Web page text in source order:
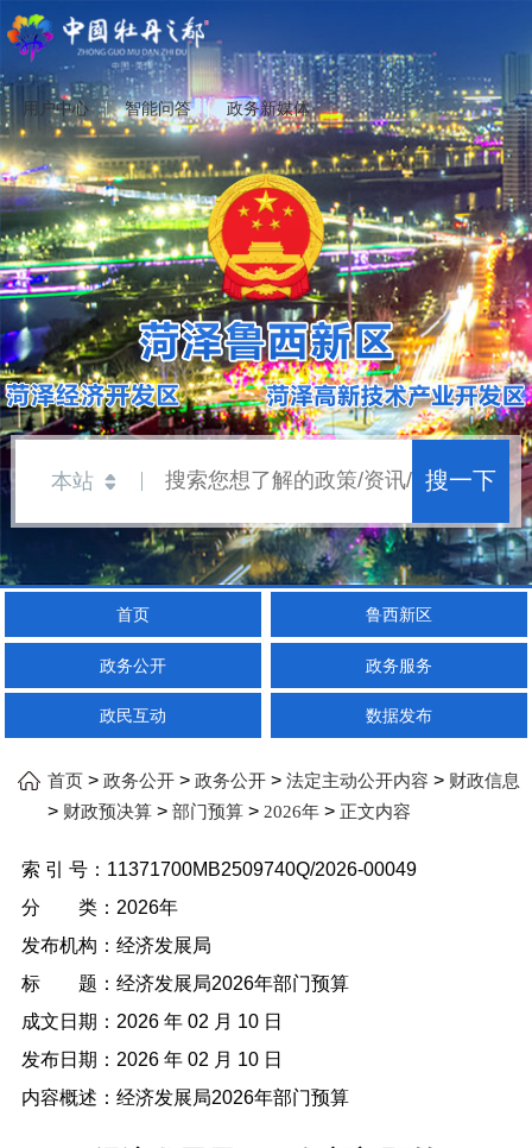
用户中心 智能问答 政务新媒体
搜一下
首页 鲁西新区
政务公开 政务服务
政民互动 数据发布
首页 > 政务公开 > 政务公开 > 法定主动公开内容 > 财政信息
> 财政预决算 > 部门预算 > 2026年 > 正文内容
索 引 号： 11371700MB2509740Q/2026-00049
分 类： 2026年
发布机构： 经济发展局
标 题： 经济发展局2026年部门预算
成文日期： 2026 年 02 月 10 日
发布日期： 2026 年 02 月 10 日
内容概述： 经济发展局2026年部门预算